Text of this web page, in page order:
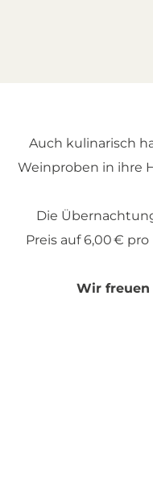
Auch kulinarisch
Weinproben in ihre
Die
Preis auf 6,00 €
Wir freuen